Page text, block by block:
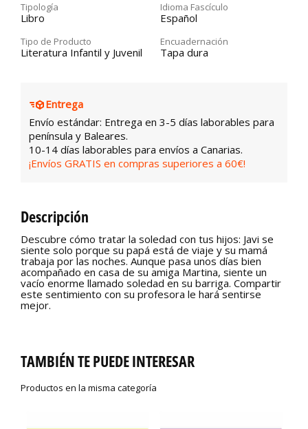
Tipología
Libro
Idioma Fascículo
Español
Tipo de Producto
Literatura Infantil y Juvenil
Encuadernación
Tapa dura
Entrega
Envío estándar: Entrega en 3-5 días laborables para
península y Baleares.
10-14 días laborables para envíos a Canarias.
¡Envíos GRATIS en compras superiores a 60€!
Descripción
Descubre cómo tratar la soledad con tus hijos: Javi se
siente solo porque su papá está de viaje y su mamá
trabaja por las noches. Aunque pasa unos días bien
acompañado en casa de su amiga Martina, siente un
vacío enorme llamado soledad en su barriga. Compartir
este sentimiento con su profesora le hará sentirse
mejor.
TAMBIÉN TE PUEDE INTERESAR
Productos en la misma categoría